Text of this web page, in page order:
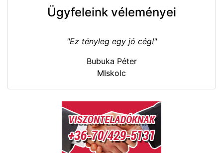
Ügyfeleink véleményei
"Ez tényleg egy jó cég!"
Bubuka Péter
MIskolc